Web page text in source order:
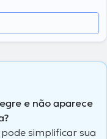
e não aparece
simplificar sua